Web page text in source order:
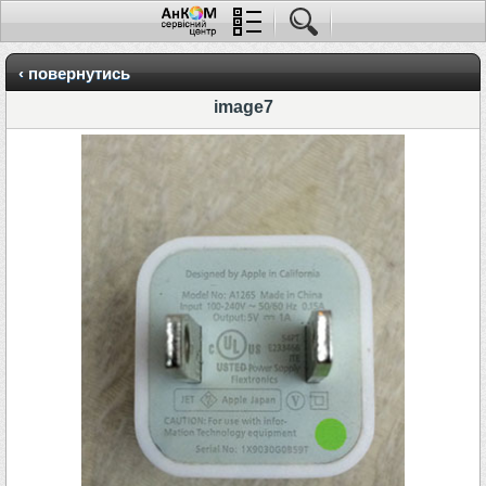
‹ повернутись
image7